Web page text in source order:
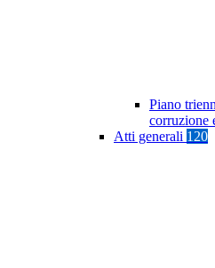
Piano
corruzione
Atti generali 120